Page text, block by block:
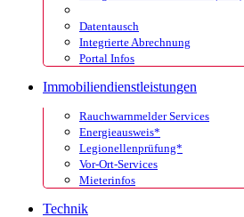
Datentausch
Integrierte Abrechnung
Portal Infos
Immobiliendienstleistungen
Rauchwarnmelder Services
Energieausweis*
Legionellenprüfung*
Vor-Ort-Services
Mieterinfos
Technik